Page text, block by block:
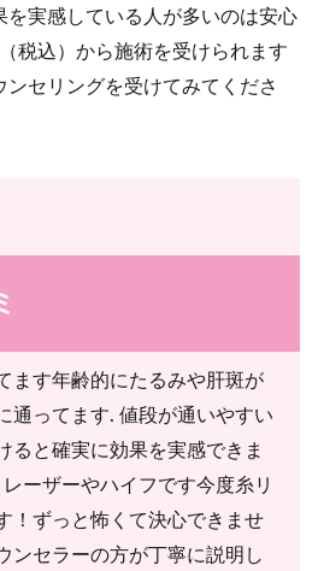
を実感している人が多いのは安心
税込）から施術を受けられます
セリングを受けてみてくださ
ます年齢的にたるみや肝斑が
通ってます. 値段が通いやすい
ると確実に効果を実感できま
ーザーやハイフです今度糸リ
！ずっと怖くて決心できませ
ンセラーの方が丁寧に説明し